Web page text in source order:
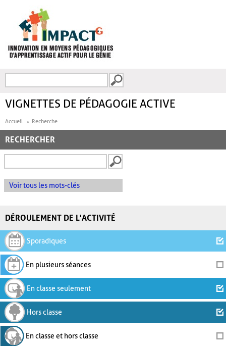
FORMULAIRE DE
VIGNETTES DE PÉDAGOGIE ACTIVE
Accueil Recherche
RECHERCHER
Voir tous les mots-clés
DÉROULEMENT DE L'ACTIVITÉ
Sporadiques
En plusieurs séances
En classe seulement
Hors classe
En classe et hors classe